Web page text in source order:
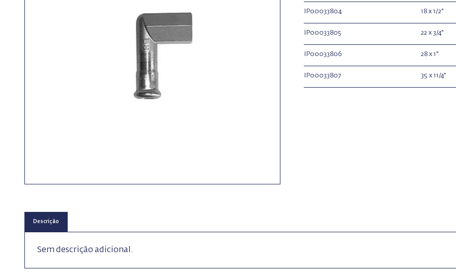
IP00033804 18 x 1/2"
IP00033805 22 x 3/4"
IP00033806 28 x 1"
IP00033807 35 x 11/4"
Descrição
Sem descrição adicional.